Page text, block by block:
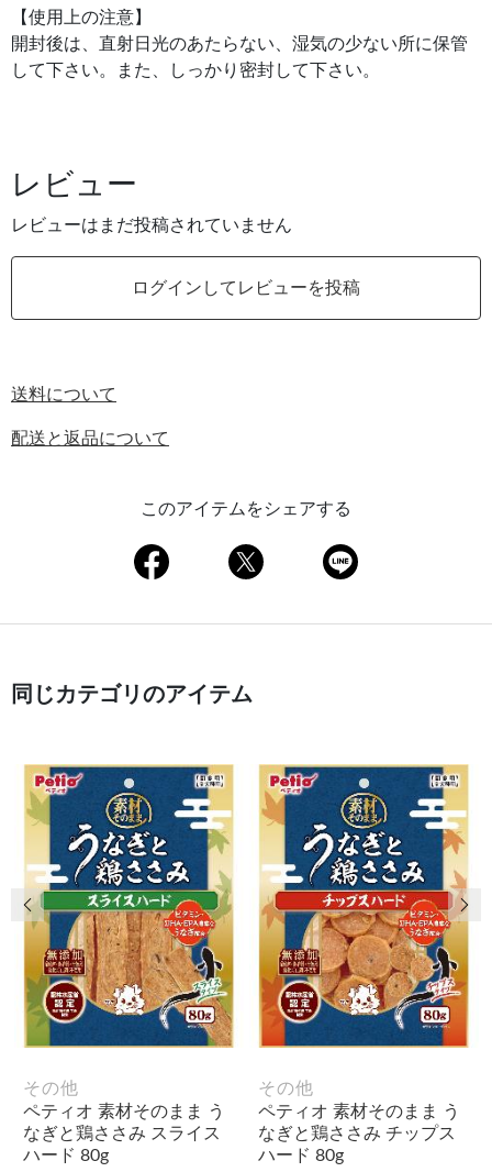
【使用上の注意】
開封後は、直射日光のあたらない、湿気の少ない所に保管
して下さい。また、しっかり密封して下さい。
レビュー
レビューはまだ投稿されていません
ログインしてレビューを投稿
送料について
配送と返品について
このアイテムをシェアする
同じカテゴリのアイテム
その他
ペティオ 素材そのまま う
なぎと鶏ささみ スライス
ハード 80g
その他
ペティオ 素材そのまま う
なぎと鶏ささみ チップス
ハード 80g
前の画像 次